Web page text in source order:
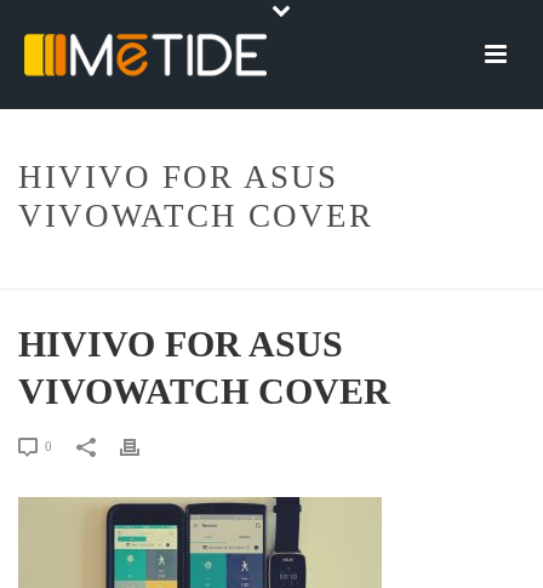
HIVIVO FOR ASUS
VIVOWATCH COVER
HIVIVO FOR ASUS
VIVOWATCH COVER
0